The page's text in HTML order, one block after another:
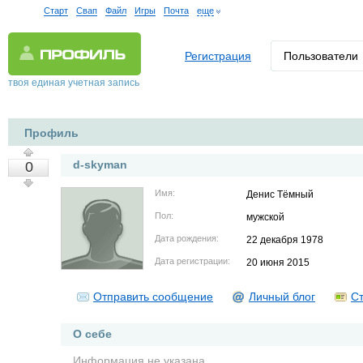
Старт Свап Файл Игры Почта еще
твоя единая учетная запись
Регистрация Пользователи
Профиль
0 d-skyman
Имя: Денис Тёмный
Пол: мужской
Дата рождения: 22 декабря 1978
Дата регистрации: 20 июня 2015
Отправить сообщение Личный блог
О себе